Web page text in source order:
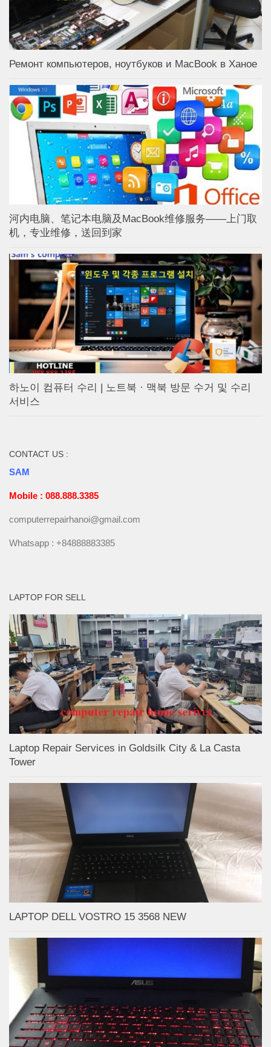
Ремонт компьютеров, ноутбуков и MacBook в Ханое
河内电脑、笔记本电脑及MacBook维修服务——上门取
机，专业维修，送回到家
하노이 컴퓨터 수리 | 노트북 · 맥북 방문 수거 및 수리
서비스
CONTACT US :
SAM
Mobile : 088.888.3385
computerrepairhanoi@gmail.com
Whatsapp : +84888883385
LAPTOP FOR SELL
Laptop Repair Services in Goldsilk City & La Casta
Tower
LAPTOP DELL VOSTRO 15 3568 NEW